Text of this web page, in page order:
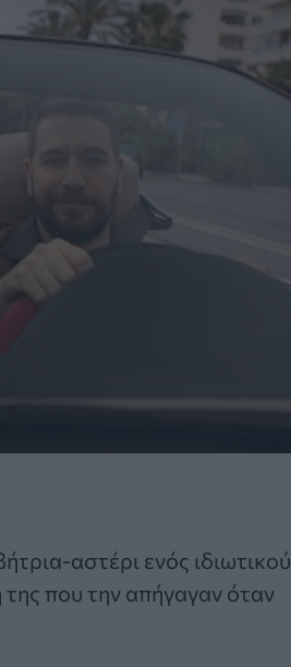
αστέρι ενός ιδιωτικού
της που την απήγαγαν όταν